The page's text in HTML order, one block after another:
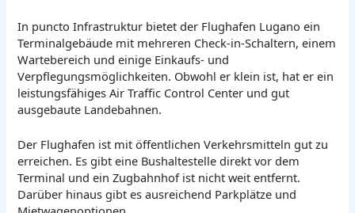
In puncto Infrastruktur bietet der Flughafen Lugano ein
Terminalgebäude mit mehreren Check-in-Schaltern, einem
Wartebereich und einige Einkaufs- und
Verpflegungsmöglichkeiten. Obwohl er klein ist, hat er ein
leistungsfähiges Air Traffic Control Center und gut
ausgebaute Landebahnen.
Der Flughafen ist mit öffentlichen Verkehrsmitteln gut zu
erreichen. Es gibt eine Bushaltestelle direkt vor dem
Terminal und ein Zugbahnhof ist nicht weit entfernt.
Darüber hinaus gibt es ausreichend Parkplätze und